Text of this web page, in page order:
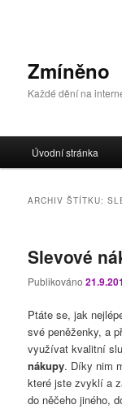
paneluZmíněno
Každé dění na
navigační
Úvodní stránka
ARCHIV ŠTÍTKU:
Slevové
Publikováno
Ptáte se, jak
své peněženky, a
využívat kvalitní
nákupy. Díky nim
které jste zvyklí a
do něčeho jiného,